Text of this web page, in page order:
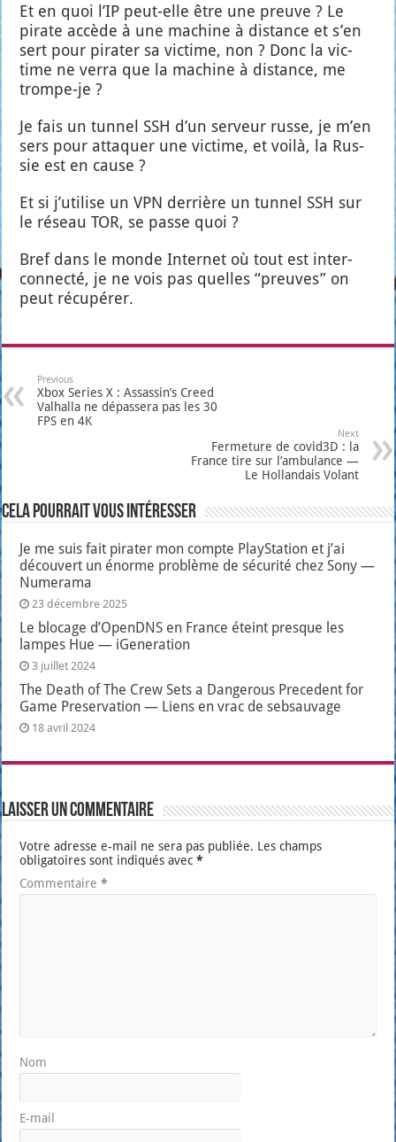
Et en quoi l’IP peut-elle être une preuve ? Le
pirate accède à une machine à dis­tance et s’en
sert pour pira­ter sa vic­time, non ? Donc la vic­
time ne ver­ra que la machine à dis­tance, me
trompe-je ?
Je fais un tun­nel SSH d’un ser­veur russe, je m’en
sers pour atta­quer une vic­time, et voi­là, la Rus­
sie est en cause ?
Et si j’u­ti­lise un VPN der­rière un tun­nel SSH sur
le réseau TOR, se passe quoi ?
Bref dans le monde Inter­net où tout est inter-
connec­té, je ne vois pas quelles “preuves” on
peut récu­pé­rer.
Previous
Xbox Series X : Assassin’s Creed
Valhalla ne dépassera pas les 30
FPS en 4K
Next
Fermeture de covid3D : la
France tire sur l’ambulance —
Le Hollandais Volant
Cela pourrait vous intéresser
Je me suis fait pirater mon compte PlayStation et j’ai
découvert un énorme problème de sécurité chez Sony —
Numerama
23 décembre 2025
Le blocage d’OpenDNS en France éteint presque les
lampes Hue — iGeneration
3 juillet 2024
The Death of The Crew Sets a Dangerous Precedent for
Game Preservation — Liens en vrac de sebsauvage
18 avril 2024
Laisser un commentaire
Votre adresse e-mail ne sera pas publiée. Les champs
obligatoires sont indiqués avec*
Commentaire*
Nom
E-mail